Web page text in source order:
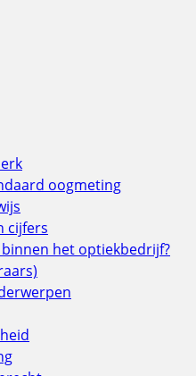
oogmeting
cijfers
het optiekbedrijf?